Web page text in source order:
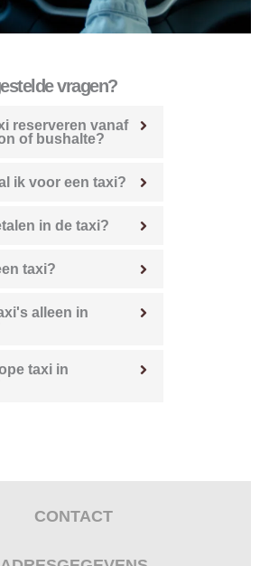
vragen?
reserveren vanaf
of bushalte?
ik voor een taxi?
in de taxi?
taxi?
alleen in
taxi in
CONTACT